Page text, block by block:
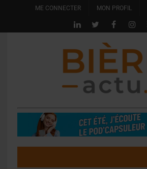
ME CONNECTER MON PROFIL